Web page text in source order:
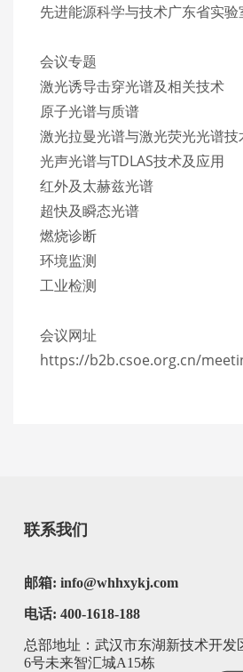
先进能源科学与技术广东省实验
会议专题
激光诱导击穿光谱及相关技术
原子光谱与质谱
激光拉曼光谱与激光荧光光谱技
光声光谱与TDLAS技术及应用
红外及太赫兹光谱
超快及瞬态光谱
燃烧诊断
环境监测
工业检测
会议网址
https://b2b.csoe.org.cn/
联系我们
邮箱: info@whhxykj.com
电话: 400-1618-188
总部地址：武汉市东湖新技术开发
6号未来智汇城A15栋